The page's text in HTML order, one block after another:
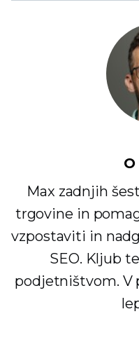
Max zadnjih
trgovine in
vzpostaviti in
SEO. Kljub
podjetništvom. V